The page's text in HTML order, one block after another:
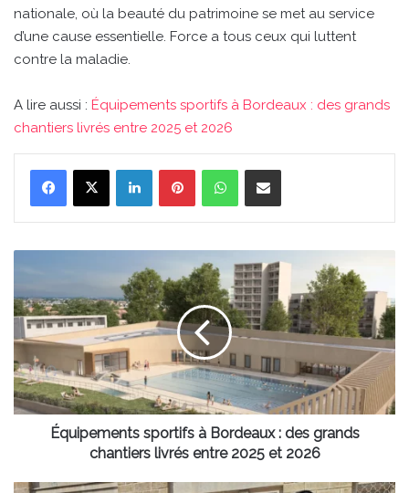
nationale, où la beauté du patrimoine se met au service
d’une cause essentielle. Force a tous ceux qui luttent
contre la maladie.
A lire aussi : Équipements sportifs à Bordeaux : des grands
chantiers livrés entre 2025 et 2026
LinkedinPinterestWhatsAppPartager par email
à
Bordeaux
grands
chantiers
livrés
2026
Équipements sportifs à Bordeaux : des grands
chantiers livrés entre 2025 et 2026